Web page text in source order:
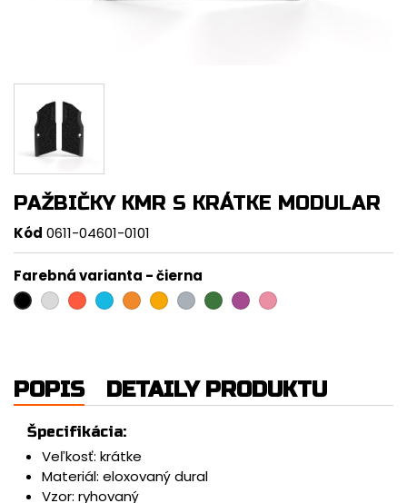
PAŽBIČKY KMR S KRÁTKE MODULAR
Kód 0611-04601-0101
Farebná varianta -čierna
čiernastrieborná
červená
modráoranžová
zlatátitánzelenáfialováružová
POPIS DETAILY PRODUKTU
Špecifikácia:
Veľkosť: krátke
Materiál: eloxovaný dural
Vzor: ryhovaný